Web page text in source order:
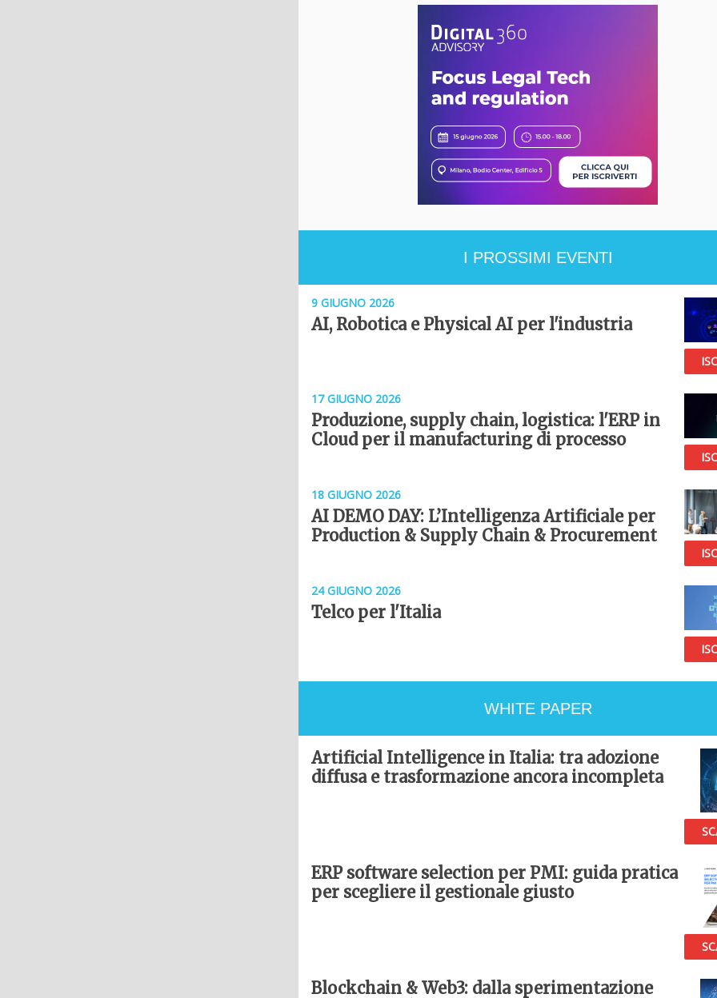
I PROSSIMI EVENTI
9 GIUGNO 2026
AI, Robotica e Physical AI per l'industria
17 GIUGNO 2026
Produzione, supply chain, logistica: l'ERP in
Cloud per il manufacturing di processo
18 GIUGNO 2026
AI DEMO DAY: L’Intelligenza Artificiale per
Production & Supply Chain & Procurement
24 GIUGNO 2026
Telco per l'Italia
WHITE PAPER
Artificial Intelligence in Italia: tra adozione
diffusa e trasformazione ancora incompleta
ERP software selection per PMI: guida pratica
per scegliere il gestionale giusto
Blockchain & Web3: dalla sperimentazione